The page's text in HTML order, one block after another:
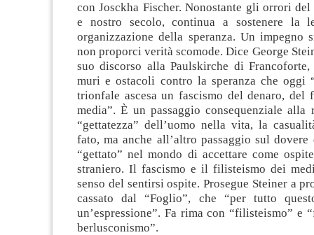
con Josckha Fischer. Nonostante gli orrori del
e nostro secolo, continua a sostenere la
organizzazione della speranza. Un impegno
non proporci verità scomode. Dice George
suo discorso alla Paulskirche di
muri e ostacoli contro la speranza che oggi
trionfale ascesa un fascismo del denaro, del
media”. È un passaggio consequenziale alla
“gettatezza” dell’uomo nella vita, la
fato, ma anche all’altro passaggio sul
“gettato” nel mondo di accettare come
straniero. Il fascismo e il filisteismo dei
senso del sentirsi ospite. Prosegue Steiner a
cassato dal “Foglio”, che “per tutto
un’espressione”. Fa rima con “filisteismo” e
berlusconismo”.